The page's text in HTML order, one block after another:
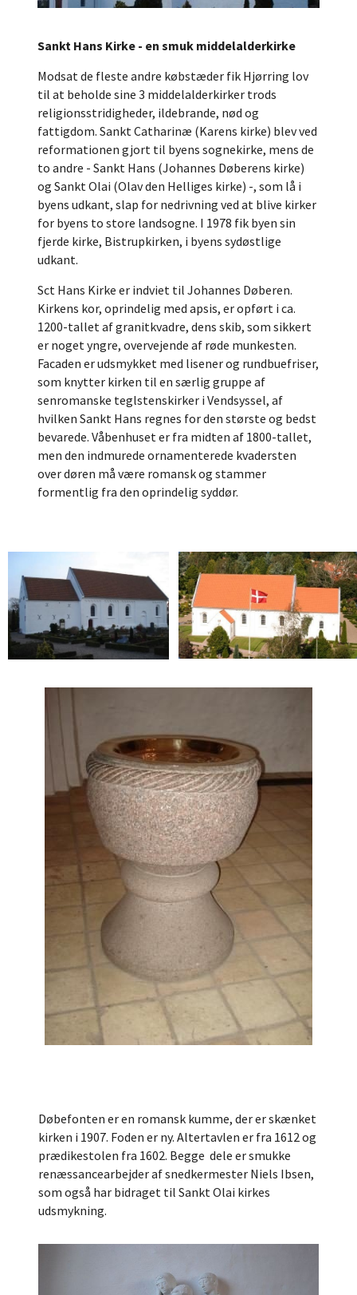
Sankt Hans Kirke - en smuk middelalderkirke
Modsat de fleste andre købstæder fik Hjørring lov
til at beholde sine 3 middelalderkirker trods
religionsstridigheder, ildebrande, nød og
fattigdom. Sankt Catharinæ (Karens kirke) blev ved
reformationen gjort til byens sognekirke, mens de
to andre - Sankt Hans (Johannes Døberens kirke)
og Sankt Olai (Olav den Helliges kirke) -, som lå i
byens udkant, slap for nedrivning ved at blive kirker
for byens to store landsogne. I 1978 fik byen sin
fjerde kirke, Bistrupkirken, i byens sydøstlige
udkant.
Sct Hans Kirke er indviet til Johannes Døberen.
Kirkens kor, oprindelig med apsis, er opført i ca.
1200-tallet af granitkvadre, dens skib, som sikkert
er noget yngre, overvejende af røde munkesten.
Facaden er udsmykket med lisener og rundbuefriser,
som knytter kirken til en særlig gruppe af
senromanske teglstenskirker i Vendsyssel, af
hvilken Sankt Hans regnes for den største og bedst
bevarede. Våbenhuset er fra midten af 1800-tallet,
men den indmurede ornamenterede kvadersten
over døren må være romansk og stammer
formentlig fra den oprindelig syddør.
Døbefonten er en romansk kumme, der er skænket
kirken i 1907. Foden er ny. Altertavlen er fra 1612 og
prædikestolen fra 1602. Begge dele er smukke
renæssancearbejder af snedkermester Niels Ibsen,
som også har bidraget til Sankt Olai kirkes
udsmykning.